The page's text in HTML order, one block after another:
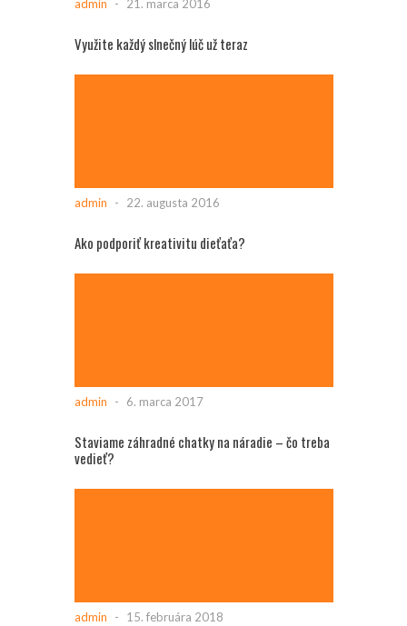
admin - 21. marca 2016
Využite každý slnečný lúč už teraz
admin - 22. augusta 2016
Ako podporiť kreativitu dieťaťa?
admin - 6. marca 2017
Staviame záhradné chatky na náradie – čo treba
vedieť?
admin - 15. februára 2018